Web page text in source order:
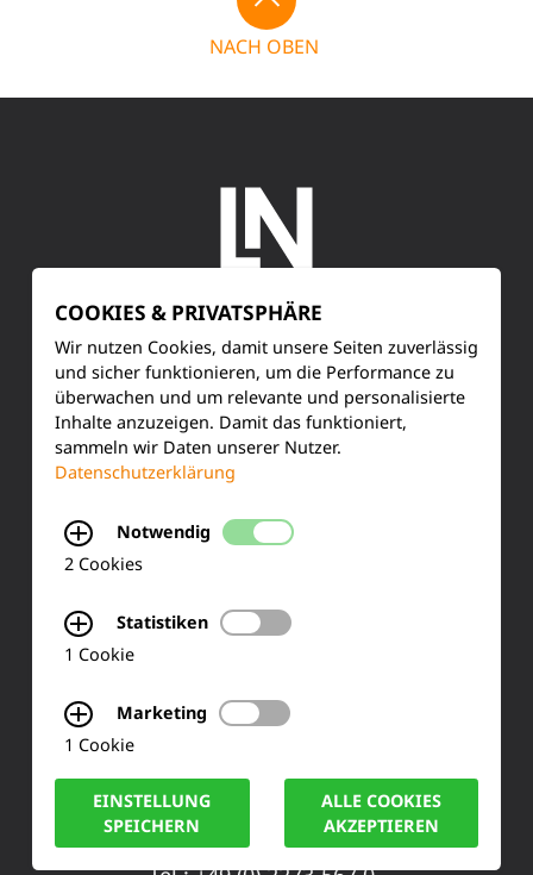
NACH OBEN
SERVICE
Kundenservice
Produktinformationen
FAQ
KONTAKT
50170 Kerpen
COOKIES & PRIVATSPHÄRE
Wir nutzen Cookies, damit unsere Seiten zuverlässig
und sicher funktionieren, um die Performance zu
überwachen und um relevante und personalisierte
Inhalte anzuzeigen. Damit das funktioniert,
sammeln wir Daten unserer Nutzer.
Datenschutzerklärung
Notwendig
2 Cookies
Statistiken
1 Cookie
Marketing
1 Cookie
EINSTELLUNG
SPEICHERN
ALLE COOKIES
AKZEPTIEREN